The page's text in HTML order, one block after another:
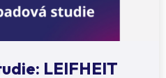
LEIFHEIT